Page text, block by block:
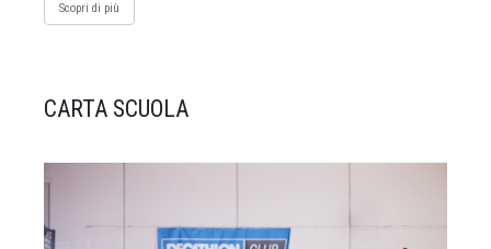
Scopri di più
CARTA SCUOLA